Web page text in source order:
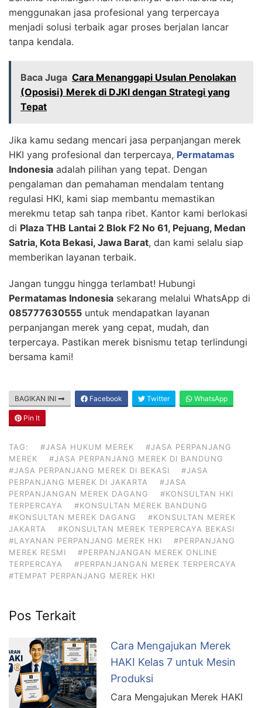
menggunakan jasa profesional yang terpercaya
menjadi solusi terbaik agar proses berjalan lancar
tanpa kendala.
Baca Juga Cara Menanggapi Usulan Penolakan
(Oposisi) Merek di DJKI dengan Strategi yang
Tepat
Jika kamu sedang mencari jasa perpanjangan merek
HKI yang profesional dan terpercaya, Permatamas
Indonesia adalah pilihan yang tepat. Dengan
pengalaman dan pemahaman mendalam tentang
regulasi HKI, kami siap membantu memastikan
merekmu tetap sah tanpa ribet. Kantor kami berlokasi
di Plaza THB Lantai 2 Blok F2 No 61, Pejuang, Medan
Satria, Kota Bekasi, Jawa Barat, dan kami selalu siap
memberikan layanan terbaik.
Jangan tunggu hingga terlambat! Hubungi
Permatamas Indonesia sekarang melalui WhatsApp di
085777630555 untuk mendapatkan layanan
perpanjangan merek yang cepat, mudah, dan
terpercaya. Pastikan merek bisnismu tetap terlindungi
bersama kami!
BAGIKAN INI Facebook Twitter WhatsApp
Pin It
TAG: #JASA HUKUM MEREK
#JASA PERPANJANG
MEREK
#JASA PERPANJANG MEREK DI BANDUNG
#JASA PERPANJANG MEREK DI BEKASI
#JASA
PERPANJANG MEREK DI JAKARTA
#JASA
PERPANJANGAN MEREK DAGANG
#KONSULTAN HKI
TERPERCAYA
#KONSULTAN MEREK BANDUNG
#KONSULTAN MEREK DAGANG
#KONSULTAN MEREK
JAKARTA
#KONSULTAN MEREK TERPERCAYA BEKASI
#LAYANAN PERPANJANG MEREK HKI
#PERPANJANG
MEREK RESMI
#PERPANJANGAN MEREK ONLINE
TERPERCAYA
#PERPANJANGAN MEREK TERPERCAYA
#TEMPAT PERPANJANG MEREK HKI
Pos Terkait
Cara Mengajukan Merek
HAKI Kelas 7 untuk Mesin
Produksi
Cara Mengajukan Merek HAKI